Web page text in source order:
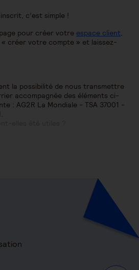
c’est simple !
pour créer votre espace client,
créer votre compte » et laissez-
la possibilité de nous transmettre
accompagnée des éléments ci-
: AG2R La Mondiale - TSA 37001 -